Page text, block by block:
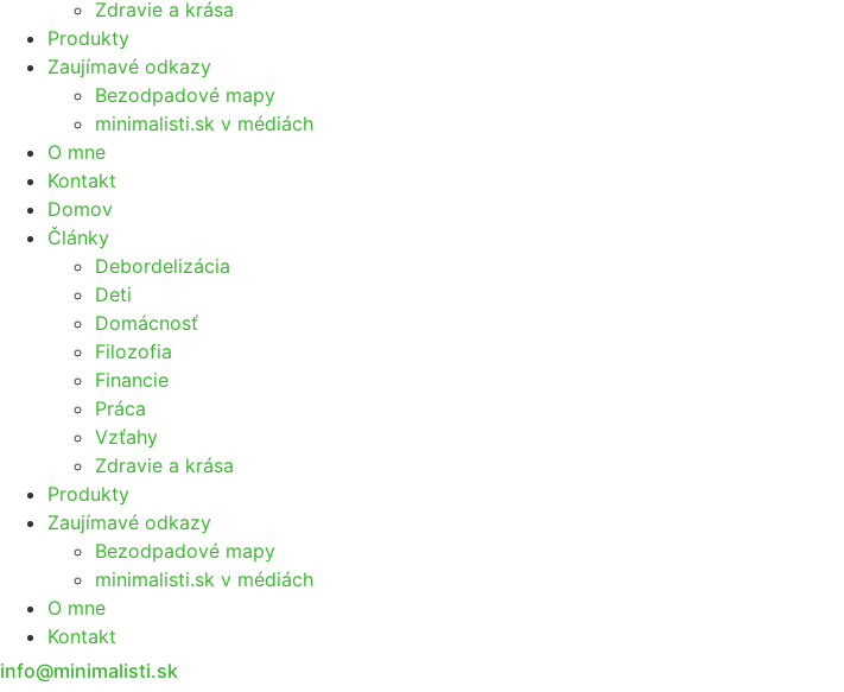
Zdravie a krása
Produkty
Zaujímavé odkazy
Bezodpadové mapy
minimalisti.sk v médiách
O mne
Kontakt
Domov
Články
Debordelizácia
Deti
Domácnosť
Filozofia
Financie
Práca
Vzťahy
Zdravie a krása
Produkty
Zaujímavé odkazy
Bezodpadové mapy
minimalisti.sk v médiách
O mne
Kontakt
info@minimalisti.sk